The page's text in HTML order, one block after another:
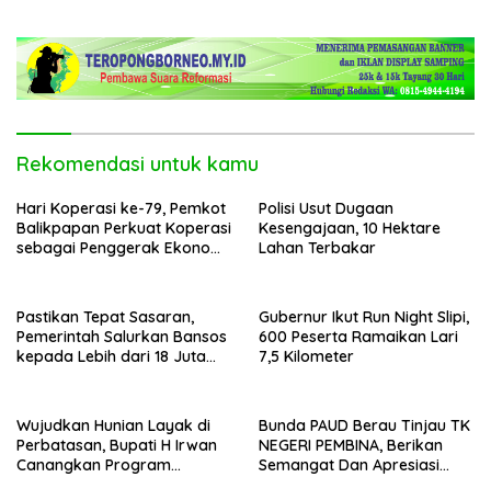
Rekomendasi untuk kamu
Hari Koperasi ke-79, Pemkot
Balikpapan Perkuat Koperasi
sebagai Penggerak Ekonomi
Polisi Usut Dugaan
Kesengajaan, 10 Hektare
Lahan Terbakar
Pastikan Tepat Sasaran,
Pemerintah Salurkan Bansos
kepada Lebih dari 18 Juta
Gubernur Ikut Run Night Slipi,
600 Peserta Ramaikan Lari
7,5 Kilometer
Wujudkan Hunian Layak di
Perbatasan, Bupati H Irwan
Canangkan Program
Bunda PAUD Berau Tinjau TK
NEGERI PEMBINA, Berikan
Semangat Dan Apresiasi